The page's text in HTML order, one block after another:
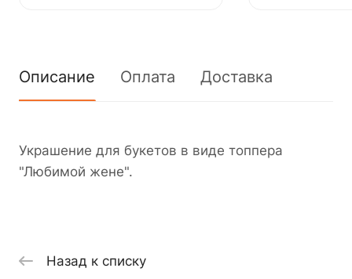
Описание Оплата Доставка
Украшение для букетов в виде топпера
"Любимой жене".
Назад к списку